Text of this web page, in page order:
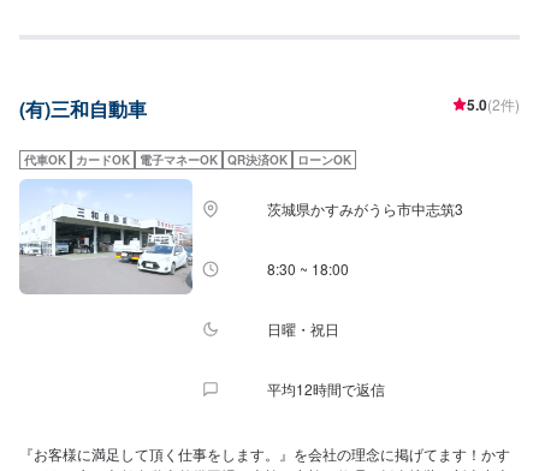
ございます。「ホンダカーズ茨城南桜土浦インター店」様の横です。アポロ
(有)三和自動車 5.0(2件)
代車OK カードOK 電子マネーOK QR決済OK ローンOK
茨城県かすみがうら市中志筑3
8:30 ~ 18:00
日曜・祝日
平均12時間で返信
『お客様に満足して頂く仕事をします。』を会社の理念に掲げてます！かす